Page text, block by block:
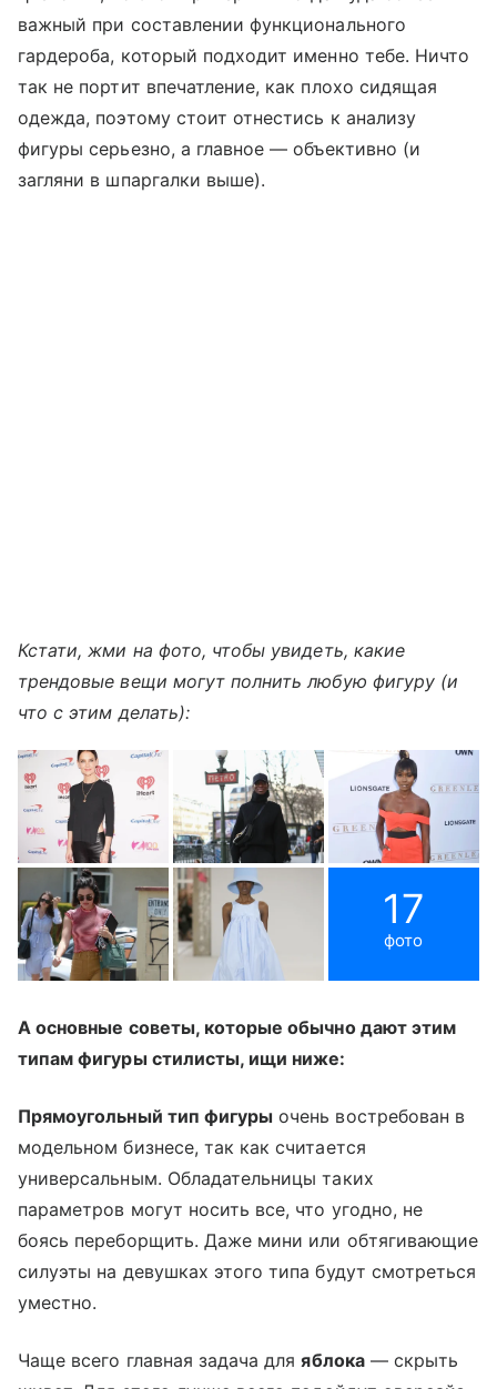
важный при составлении функционального
гардероба, который подходит именно тебе. Ничто
так не портит впечатление, как плохо сидящая
одежда, поэтому стоит отнестись к анализу
фигуры серьезно, а главное — объективно (и
загляни в шпаргалки выше).
Кстати, жми на фото, чтобы увидеть, какие
трендовые вещи могут полнить любую фигуру (и
что с этим делать):
17
фото
А основные советы, которые обычно дают этим
типам фигуры стилисты, ищи ниже:
Прямоугольный тип фигуры очень востребован в
модельном бизнесе, так как считается
универсальным. Обладательницы таких
параметров могут носить все, что угодно, не
боясь переборщить. Даже мини или обтягивающие
силуэты на девушках этого типа будут смотреться
уместно.
Чаще всего главная задача дляяблока— скрыть